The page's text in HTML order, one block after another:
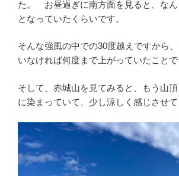
た。 お昼過ぎに南方面を見ると、なん
となっていたくらいです。
そんな強風の中での30度越えですから
いなければ何度まで上がっていたことで
そして、赤城山を見てみると、もう山
に染まっていて、少し涼しく感じさせて